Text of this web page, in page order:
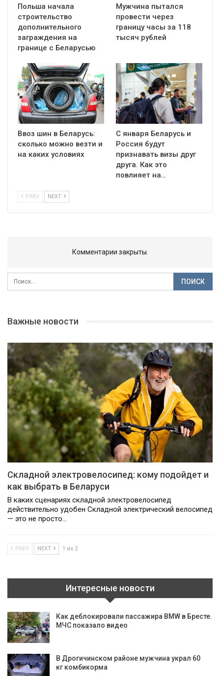
Польша начала
строительство
дополнительного
заграждения на
границе с Беларусью
Мужчина пытался
провести через
границу часы за 118
тысяч рублей
Ввоз шин в Беларусь:
сколько можно везти и
на каких условиях
С января Беларусь и
Россия будут
признавать визы друг
друга. Как это
повлияет на…
PREV NEXT
Комментарии закрыты.
Важные новости
Складной электровелосипед: кому подойдет и
как выбрать в Беларуси
В каких сценариях складной электровелосипед
действительно удобен Складной электрический велосипед
— это не просто…
PREV NEXT 1 из 2
Интересные новости
Как деблокировали пасcажира BMW в Бресте.
МЧС показало видео
В Дрогичинском районе мужчина украл 60
кг комбикорма